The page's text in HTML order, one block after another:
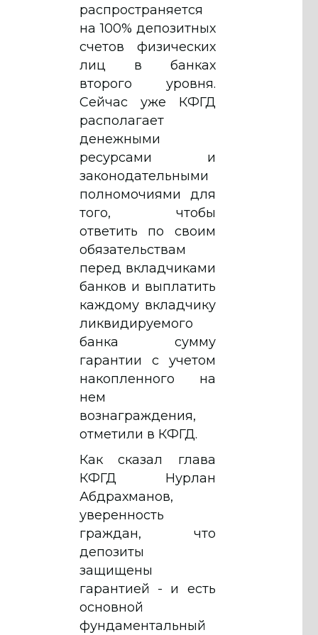
распространяется
на 100% депозитных
счетов физических
лиц в банках
второго уровня.
Сейчас уже КФГД
располагает
денежными
ресурсами и
законодательными
полномочиями для
того, чтобы
ответить по своим
обязательствам
перед вкладчиками
банков и выплатить
каждому вкладчику
ликвидируемого
банка сумму
гарантии с учетом
накопленного на
нем
вознаграждения,
отметили в КФГД.
Как сказал глава
КФГД Нурлан
Абдрахманов,
уверенность
граждан, что
депозиты
защищены
гарантией - и есть
основной
фундаментальный